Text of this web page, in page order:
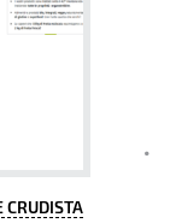
CRUDISTA